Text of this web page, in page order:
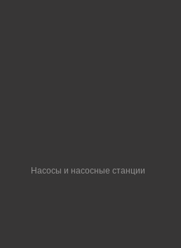
Насосы и насосные станции